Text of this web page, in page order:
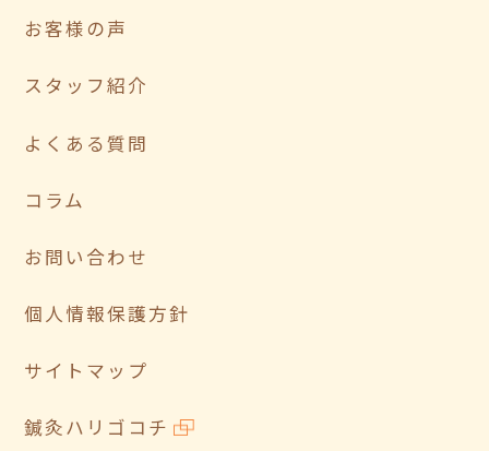
お客様の声
スタッフ紹介
よくある質問
コラム
お問い合わせ
個人情報保護方針
サイトマップ
鍼灸ハリゴコチ